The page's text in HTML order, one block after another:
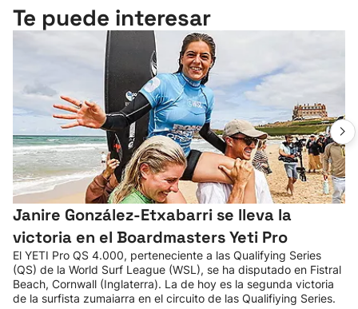
Te puede interesar
Janire González-Etxabarri se lleva la
victoria en el Boardmasters Yeti Pro
El YETI Pro QS 4.000, perteneciente a las Qualifying Series
(QS) de la World Surf League (WSL), se ha disputado en Fistral
Beach, Cornwall (Inglaterra). La de hoy es la segunda victoria
de la surfista zumaiarra en el circuito de las Qualifiying Series.